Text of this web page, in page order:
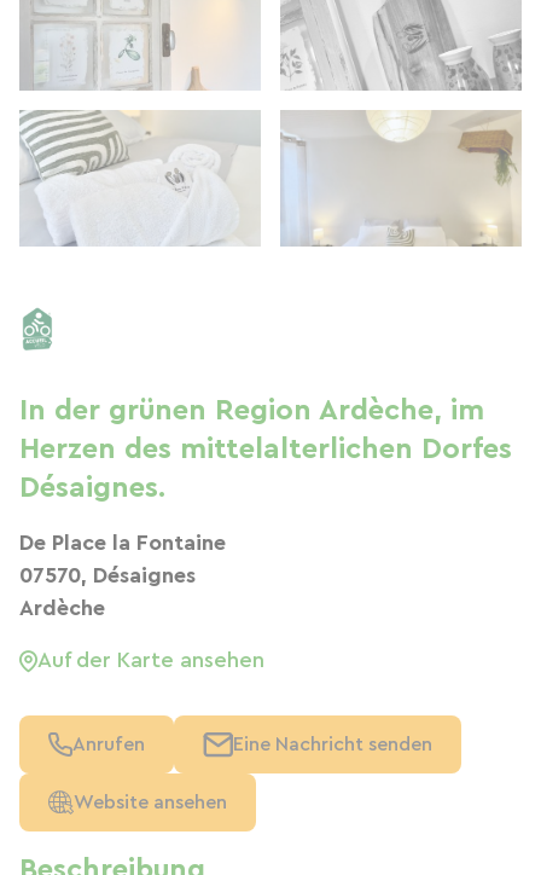
In der grünen Region Ardèche, im
Herzen des mittelalterlichen Dorfes
Désaignes.
De Place la Fontaine
07570, Désaignes
Ardèche
Auf der Karte ansehen
Anrufen Eine Nachricht senden
Website ansehen